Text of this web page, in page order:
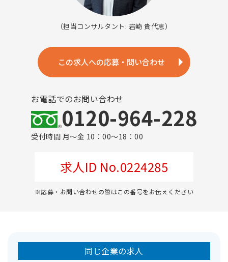
（担当コンサルタント: 岩崎 貴代恵）
この求人への応募・問い合わせ
お電話でのお問い合わせ
0120-964-228
受付時間 月～金 10：00～18：00
求人ID No.0224285
※応募・お問い合わせの際はこの番号をお伝えください
同じ企業の求人